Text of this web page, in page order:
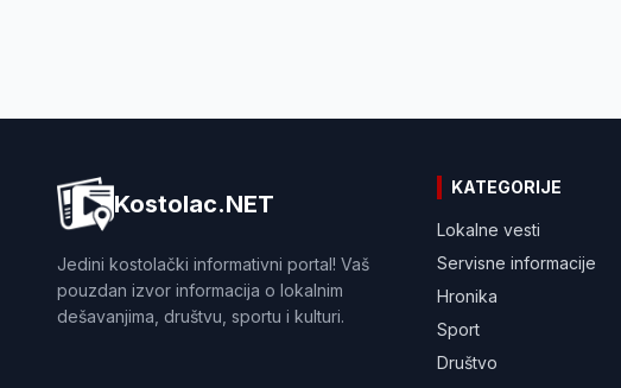
Kostolac.NET
Jedini kostolački informativni portal! Vaš
pouzdan izvor informacija o lokalnim
dešavanjima, društvu, sportu i kulturi.
KATEGORIJE
Lokalne vesti
Servisne informacije
Hronika
Sport
Društvo